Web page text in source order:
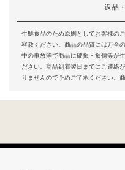
返品
生鮮食品のため原則としてお客様の
容赦ください。商品の品質には万全
中の事故等で商品に破損・損傷等が
ださい。商品到着翌日までにご連絡
りませんので予めご了承ください。